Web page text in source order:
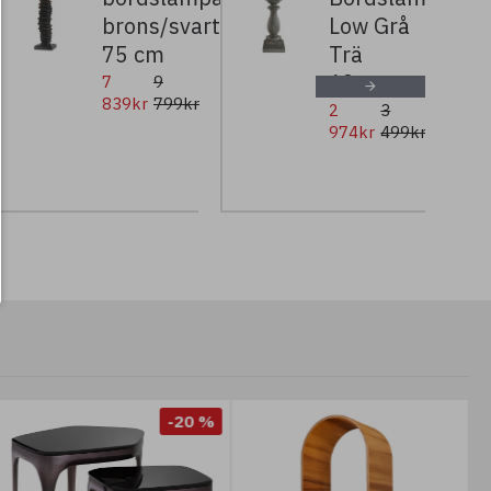
brons/svart/benvit
75 cm
7
839kr
9
799kr
Low Grå
Trä
63cm
2
974kr
3
499kr